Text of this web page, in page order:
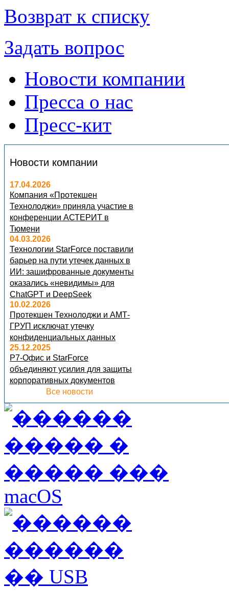
Возврат к списку
Задать вопрос
Новости компании
Пресса о нас
Пресс-кит
Новости компании
17.04.2026
Компания «Протекшен
Технолоджи» приняла участие в
конференции АСТЕРИТ в
Тюмени
04.03.2026
Технологии StarForce поставили
барьер на пути утечек данных в
ИИ: зашифрованные документы
оказались «невидимы» для
ChatGPT и DeepSeek
10.02.2026
Протекшен Технолоджи и АМТ-
ГРУП исключат утечку
конфиденциальных данных
25.12.2025
Р7-Офис и StarForce
объединяют усилия для защиты
корпоративных документов
Все новости